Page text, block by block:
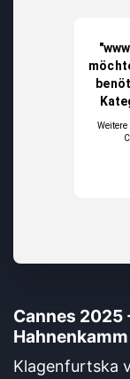
Cannes 2025
Klagenfurtska